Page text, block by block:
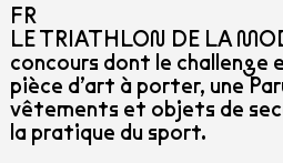
FR
LE TRIATHLON DE LA
concours dont le challenge
pièce d’art à porter, une
vêtements et objets de
la pratique du sport.